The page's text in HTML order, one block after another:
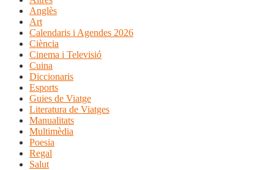
Anglès
Art
Calendaris i Agendes 2026
Ciència
Cinema i Televisió
Cuina
Diccionaris
Esports
Guies de Viatge
Literatura de Viatges
Manualitats
Multimèdia
Poesia
Regal
Salut